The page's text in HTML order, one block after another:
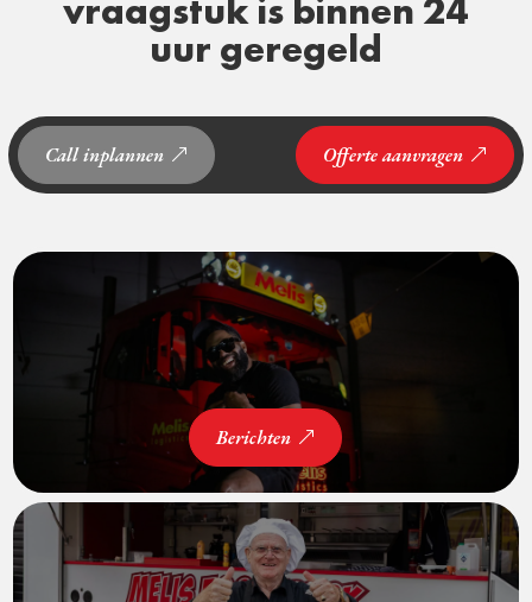
vraagstuk is binnen 24
uur geregeld
Call inplannen Offerte aanvragen
Berichten